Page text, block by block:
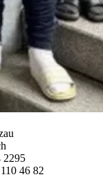
2295
46 82